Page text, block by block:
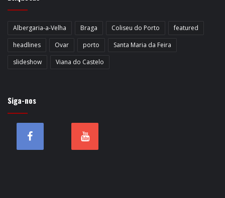
Albergaria-a-Velha Braga Coliseu do Porto
featured
headlines
Ovar porto
Santa Maria da Feira
slideshow
Viana do Castelo
Siga-nos